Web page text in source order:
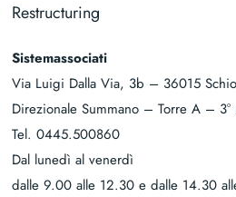
Restructuring
Sistemassociati
Via Luigi Dalla Via, 3b – 36015
Direzionale Summano – Torre A – 3°
Tel.0445.500860
Dal lunedì al venerdì
dalle 9.00 alle 12.30 e dalle 14.30